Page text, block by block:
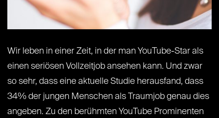
Wir leben in einer Zeit, in der man YouTube-Star als
einen seriösen Vollzeitjob ansehen kann. Und zwar
so sehr, dass eine aktuelle Studie herausfand, dass
34% der jungen Menschen als Traumjob genau dies
angeben. Zu den berühmten YouTube Prominenten